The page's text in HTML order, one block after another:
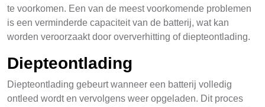
te voorkomen. Een van de meest voorkomende problemen
is een verminderde capaciteit van de batterij, wat kan
worden veroorzaakt door oververhitting of diepteontlading.
Diepteontlading
Diepteontlading gebeurt wanneer een batterij volledig
ontleed wordt en vervolgens weer opgeladen. Dit proces